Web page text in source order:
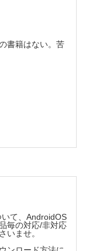
節の屈曲
の屈曲
書籍はない。苦
て、AndroidOS
毎の対応/非対応
いませ。